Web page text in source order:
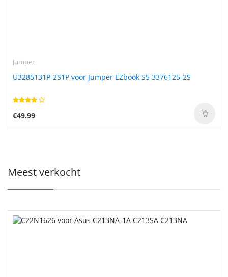
Jumper
U3285131P-2S1P voor Jumper EZbook S5 3376125-2S
€49.99
Meest verkocht